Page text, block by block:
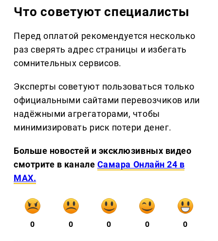
Что советуют специалисты
Перед оплатой рекомендуется несколько
раз сверять адрес страницы и избегать
сомнительных сервисов.
Эксперты советуют пользоваться только
официальными сайтами перевозчиков или
надёжными агрегаторами, чтобы
минимизировать риск потери денег.
Больше новостей и эксклюзивных видео
смотрите в канале Самара Онлайн 24 в
MAX.
0 0 0 0 0